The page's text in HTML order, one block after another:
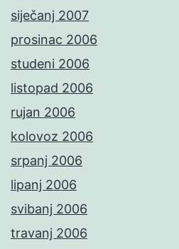
siječanj 2007
prosinac 2006
studeni 2006
listopad 2006
rujan 2006
kolovoz 2006
srpanj 2006
lipanj 2006
svibanj 2006
travanj 2006